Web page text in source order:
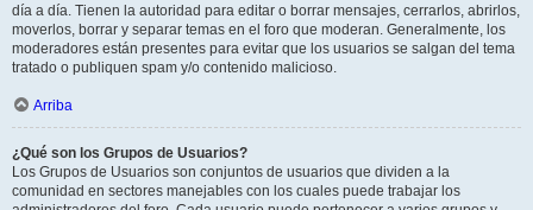
día a día. Tienen la autoridad para editar o borrar mensajes, cerrarlos, abrirlos,
moverlos, borrar y separar temas en el foro que moderan. Generalmente, los
moderadores están presentes para evitar que los usuarios se salgan del tema
tratado o publiquen spam y/o contenido malicioso.
Arriba
¿Qué son los Grupos de Usuarios?
Los Grupos de Usuarios son conjuntos de usuarios que dividen a la
comunidad en sectores manejables con los cuales puede trabajar los